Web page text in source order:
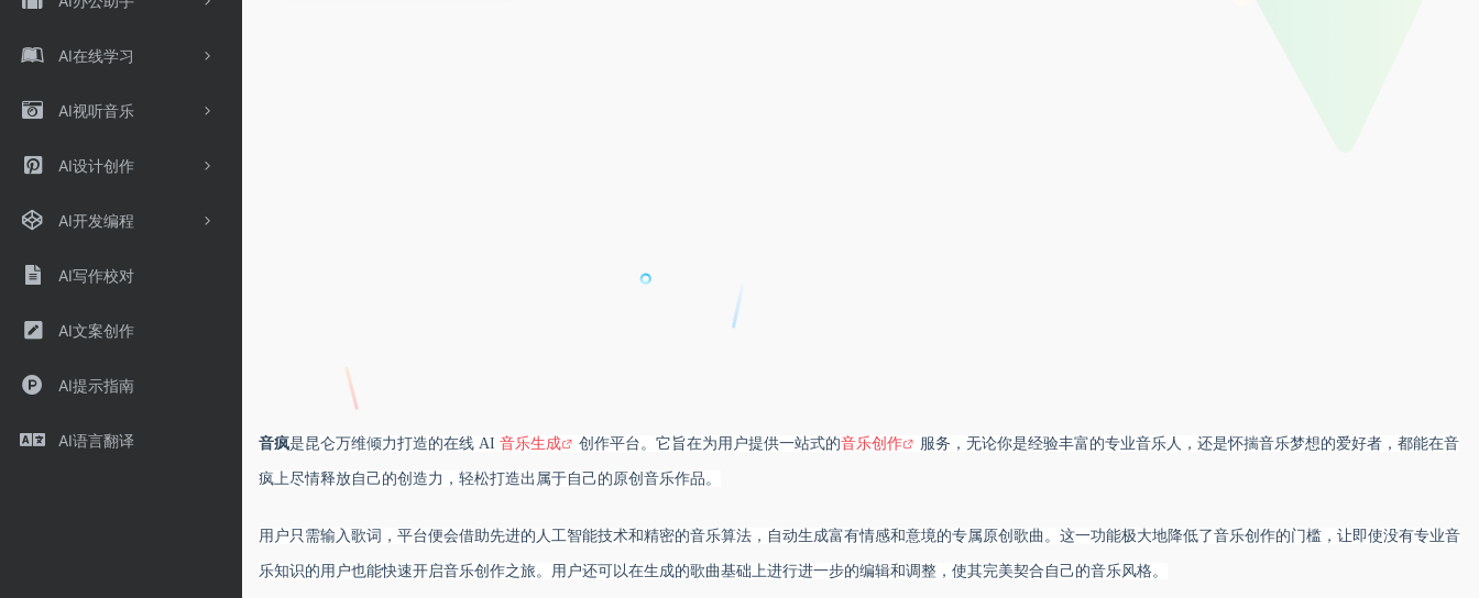
AI在线学习
AI视听音乐
AI设计创作
AI开发编程
AI写作校对
AI文案创作
AI提示指南
AI语言翻译 音疯是昆仑万维倾力打造的在线 AI 音乐生成 创作平台。它旨在为用户提供一站式的音乐创作 服务，无论你是经验丰富的专业音乐人，还是怀揣音乐梦想的爱好者，都能在音
疯上尽情释放自己的创造力，轻松打造出属于自己的原创音乐作品。
用户只需输入歌词，平台便会借助先进的人工智能技术和精密的音乐算法，自动生成富有情感和意境的专属原创歌曲。这一功能极大地降低了音乐创作的门槛，让即使没有专业音
乐知识的用户也能快速开启音乐创作之旅。用户还可以在生成的歌曲基础上进行进一步的编辑和调整，使其完美契合自己的音乐风格。